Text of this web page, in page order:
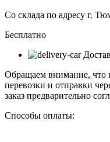
Со склада по адресу г.
Бесплатно
Обращаем внимание, что
перевозки и отправки
заказ предварительно
Способы оплаты: